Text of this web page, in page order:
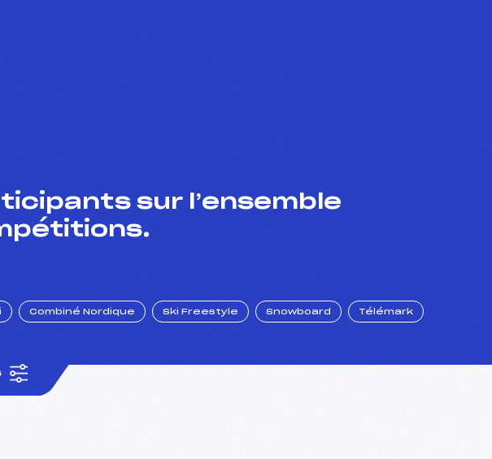
sur l’ensemble
Combiné Nordique Ski Freestyle Snowboard Télémark